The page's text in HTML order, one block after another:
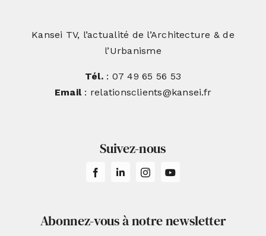
Kansei TV, l’actualité de l’Architecture & de
l’Urbanisme
Tél.: 07 49 65 56 53
Email: relationsclients@kansei.fr
Suivez-nous
Abonnez-vous à notre newsletter